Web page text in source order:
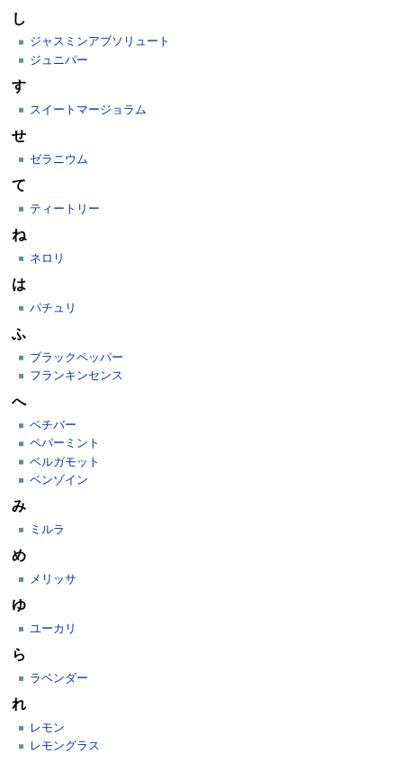
し
ジャスミンアブソリュート
ジュニパー
す
スイートマージョラム
せ
ゼラニウム
て
ティートリー
ね
ネロリ
は
パチュリ
ふ
ブラックペッパー
フランキンセンス
へ
ベチバー
ペパーミント
ベルガモット
ベンゾイン
み
ミルラ
め
メリッサ
ゆ
ユーカリ
ら
ラベンダー
れ
レモン
レモングラス